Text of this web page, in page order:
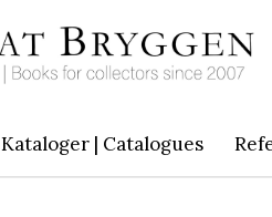
Kataloger | Catalogues